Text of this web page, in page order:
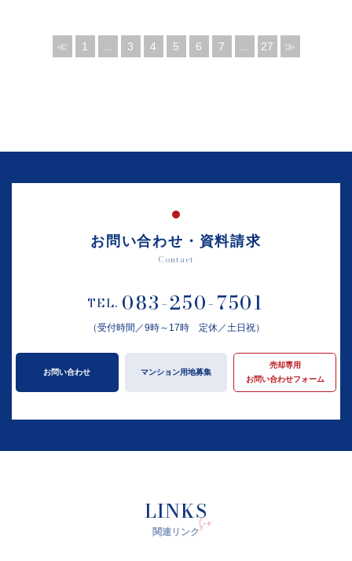
≪ 1 3 4 5 6 7 27 ≫
お問い合わせ・資料請求
Contact
TEL. 083-250-7501
（受付時間／9時～17時 定休／土日祝）
お問い合わせ マンション用地募集
売却専用
お問い合わせフォーム
LINKS
関連リンク